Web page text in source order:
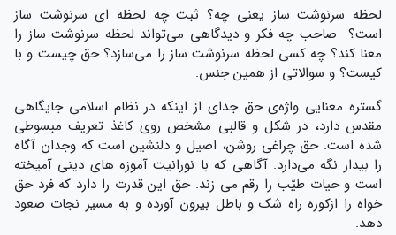
لحظه سرنوشت ساز یعنی چه؟ ثبت چه لحظه ای سرنوشت ساز
است؟ صاحب چه فکر و دیدگاهی می‌تواند لحظه سرنوشت ساز را
معنا کند؟ چه کسی لحظه سرنوشت ساز را می‌سازد؟ حق چیست و با
کیست؟ و سوالاتی از همین جنس.
گستره معنایی واژه‌ی حق جدای از اینکه در نظام اسلامی جایگاهی
مقدس دارد، در شکل و قالبی مشخص روی کاغذ تعریف مبسوطی
شده است. حق چراغی روشن، اصیل و دلنشین است که وجدان آگاه
را بیدار نگه می‌دارد. آگاهی که با نورانیت آموزه های دینی آمیخته
است و حیات طیّب را رقم می زند. حق این قدرت را دارد که فرد حق
خواه را ازکوره راه شک و باطل بیرون آورده و به مسیر نجات صعود
دهد.